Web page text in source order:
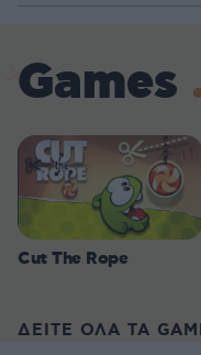
Games
Cut The Rope
ΔΕΙΤΕ ΟΛΑ ΤΑ